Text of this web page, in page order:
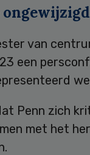
van
een
Penn zich
met het